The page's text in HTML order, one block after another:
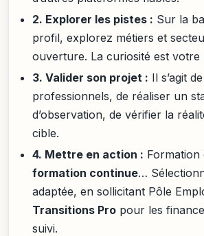
2. Explorer les pistes : Sur la
profil, explorez métiers et
ouverture. La curiosité est votre
3. Valider son projet : Il s’agit
professionnels, de réaliser un
d’observation, de vérifier la
cible.
4. Mettre en action : Formation
formation continue…
adaptée, en sollicitant Pôle
Transitions Pro pour les
suivi.